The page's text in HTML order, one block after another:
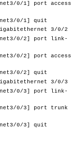
0/1] port access
0/1] quit
3/0/2
0/2] port link-
0/2] port access
0/2] quit
3/0/3
0/3] port link-
0/3] port trunk
0/3] quit